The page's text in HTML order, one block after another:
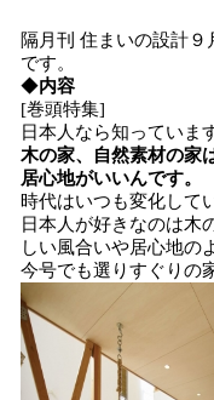
隔月刊 住まいの設計
です。
◆内容
[巻頭特集]
日本人なら知っていま
木の家、自然素材の家
居心地がいいんです。
時代はいつも変化して
日本人が好きなのは木
しい風合いや居心地の
今号でも選りすぐりの